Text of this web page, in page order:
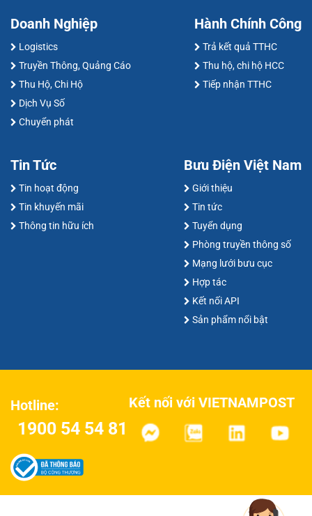
Doanh Nghiệp
Logistics
Truyền Thông, Quảng Cáo
Thu Hộ, Chi Hộ
Dịch Vụ Số
Chuyển phát
Hành Chính Công
Trả kết quả TTHC
Thu hộ, chi hộ HCC
Tiếp nhận TTHC
Tin Tức
Tin hoạt động
Tin khuyến mãi
Thông tin hữu ích
Bưu Điện Việt Nam
Giới thiệu
Tin tức
Tuyển dụng
Phòng truyền thông số
Mạng lưới bưu cục
Hợp tác
Kết nối API
Sản phẩm nổi bật
Hotline:
1900 54 54 81
Kết nối với VIETNAMPOST